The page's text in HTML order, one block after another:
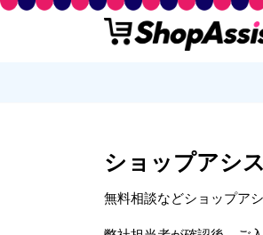
ショップアシ
無料相談などショップア